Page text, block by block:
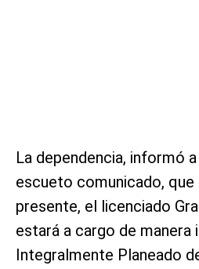
La dependencia, informó
escueto comunicado, que
presente, el licenciado
estará a cargo de manera
Integralmente Planeado